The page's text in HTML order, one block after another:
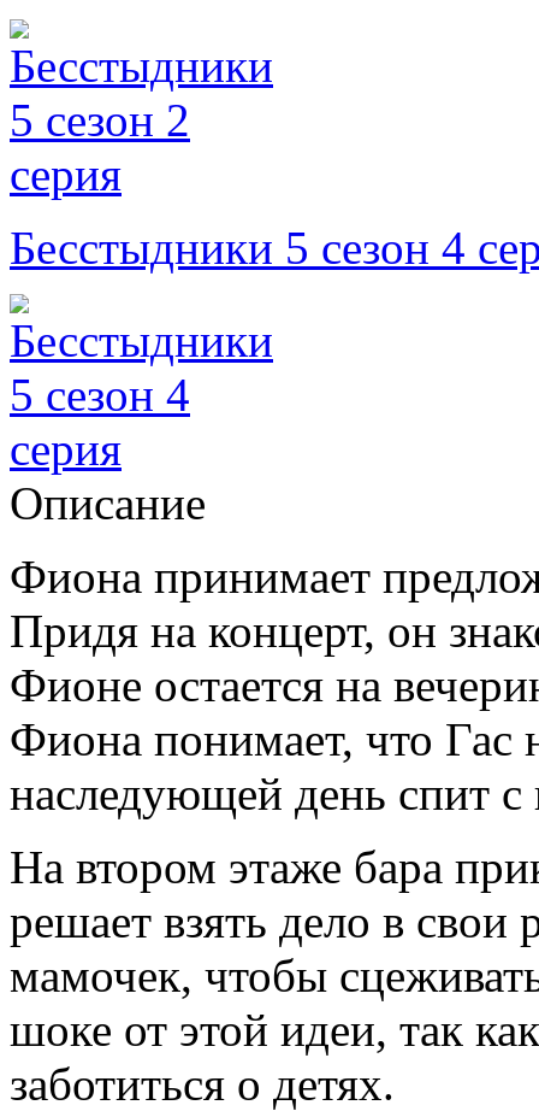
Бесстыдники 5 сезон 4
Описание
Фиона принимает
Придя на концерт, он
Фионе остается на
Фиона понимает, что Гас
наследующей день спит
На втором этаже бара
решает взять дело в
мамочек, чтобы
шоке от этой идеи, так
заботиться о детях.